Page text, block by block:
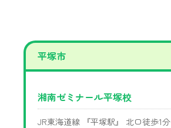
平塚市
湘南ゼミナール平塚校
JR東海道線 『平塚駅』 北口徒歩1分